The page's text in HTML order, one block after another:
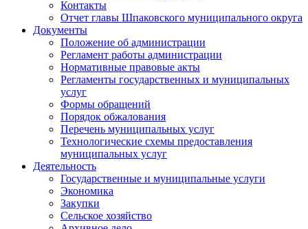
Контакты
Отчет главы Шпаковского муниципального округа
Документы
Положение об администрации
Регламент работы администрации
Нормативные правовые акты
Регламенты государственных и муниципальных
услуг
Формы обращений
Порядок обжалования
Перечень муниципальных услуг
Технологические схемы предоставления
муниципальных услуг
Деятельность
Государственные и муниципальные услуги
Экономика
Закупки
Сельское хозяйство